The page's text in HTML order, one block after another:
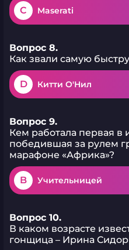
C Maserati
Вопрос 8.
Как звали самую
D Китти О'Нил
Вопрос 9.
Кем работала первая
победившая за рулем
марафоне «Африка»?
B Учительницей
Вопрос 10.
В каком возрасте
гонщица – Ирина